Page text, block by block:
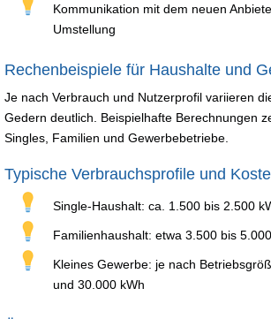
Kommunikation mit dem neuen
Umstellung
Rechenbeispiele für Haushalte und
Je nach Verbrauch und Nutzerprofil variieren
Gedern deutlich. Beispielhafte Berechnungen
Singles, Familien und Gewerbebetriebe.
Typische Verbrauchsprofile und
Single-Haushalt: ca. 1.500 bis 2.500
Familienhaushalt: etwa 3.500 bis
Kleines Gewerbe: je nach
und 30.000 kWh